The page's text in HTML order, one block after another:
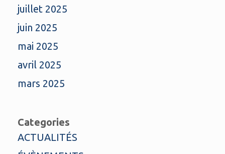
juillet 2025
juin 2025
mai 2025
avril 2025
mars 2025
Categories
ACTUALITÉS